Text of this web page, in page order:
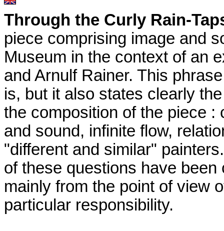
Through the Curly Rain-
piece comprising image and
Museum in the context of an
and Arnulf Rainer. This
is, but it also states clearly
the composition of the piece :
and sound, infinite flow,
"different and similar"
of these questions have
mainly from the point of view
particular responsibility.